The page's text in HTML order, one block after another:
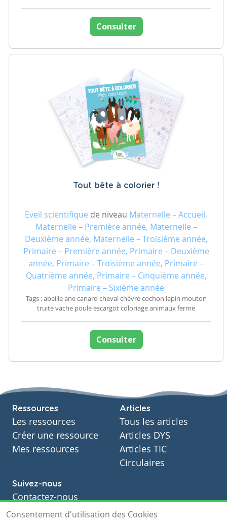
Consulter
Tout bête à colorier !
Eveil scientifique de niveau Maternelle – Accueil,
Maternelle – Première année, Maternelle –
Deuxième année, Maternelle – Troisième année,
Primaire – Première année, Primaire – Deuxième
année, Primaire – Troisième année, Primaire –
Quatrième année, Primaire – Cinquième année,
Primaire – Sixième année
Tags : abeille ane canard cheval chèvre cochon lapin mouton
truite vache poule escargot coloriage animaux ferme
Consulter
Ressources
Les ressources
Créer une ressource
Mes ressources
Articles
Tous les articles
Articles DYS
Articles TIC
Circulaires
Suivez-nous
Contactez-nous
Soutien scolaire
Consentement d'utilisation des Cookies